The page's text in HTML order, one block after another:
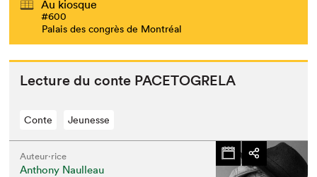
Au kiosque
#600
Palais des congrès de Montréal
Lec­ture du con­te PACETOGRELA
Conte Jeunesse
Auteur·rice
Anthony Naulleau